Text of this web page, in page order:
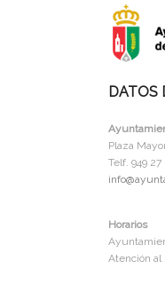
DATOS
Plaza
Telf. 949
Horarios
Atención al